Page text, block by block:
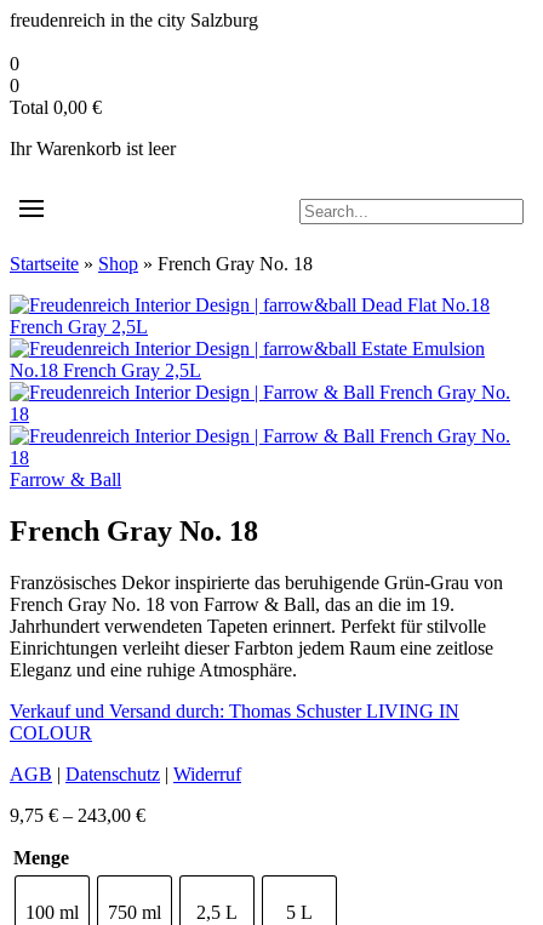
Zum
springen
freudenreich in the city Salzburg
0
0
Total 0,00 €
Ihr Warenkorb ist leer
Startseite » Shop » French Gray No. 18
Farrow & Ball
French Gray No. 18
Französisches Dekor inspirierte das beruhigende Grün-Grau von
French Gray No. 18 von Farrow & Ball, das an die im 19.
Jahrhundert verwendeten Tapeten erinnert. Perfekt für stilvolle
Einrichtungen verleiht dieser Farbton jedem Raum eine zeitlose
Eleganz und eine ruhige Atmosphäre.
Verkauf und Versand durch: Thomas Schuster LIVING IN
COLOUR
AGB | Datenschutz | Widerruf
9,75 € – 243,00 €Preisspanne:
243,00 €
Menge
100 ml 750 ml 2,5 L 5 L